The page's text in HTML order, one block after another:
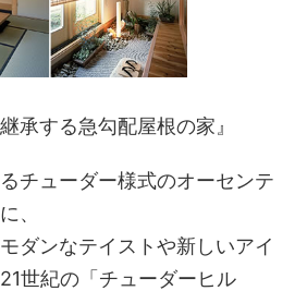
承する急勾配屋根の家』
チューダー様式のオーセンテ
、
ダンなテイストや新しいアイ
世紀の「チューダーヒル